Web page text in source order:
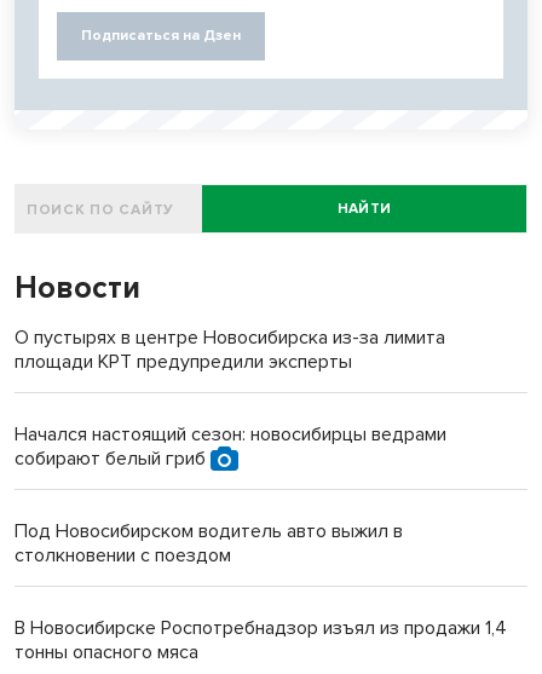
Подписаться на Дзен
НАЙТИ
Новости
О пустырях в центре Новосибирска из-за лимита
площади КРТ предупредили эксперты
Начался настоящий сезон: новосибирцы ведрами
собирают белый гриб
Под Новосибирском водитель авто выжил в
столкновении с поездом
В Новосибирске Роспотребнадзор изъял из продажи 1,4
тонны опасного мяса